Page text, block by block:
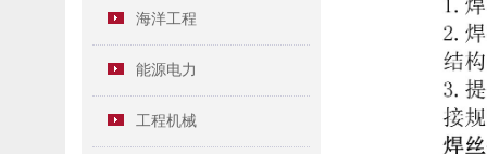
海洋工程
能源电力
工程机械